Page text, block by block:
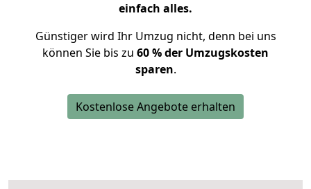
einfach alles.
Günstiger wird Ihr Umzug nicht, denn bei uns
können Sie bis zu 60 % der Umzugskosten
sparen.
Kostenlose Angebote erhalten